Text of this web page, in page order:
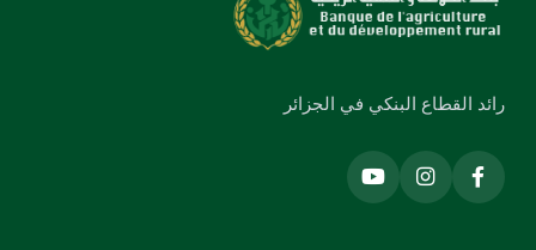
رائد القطاع البنكي في الجزائر